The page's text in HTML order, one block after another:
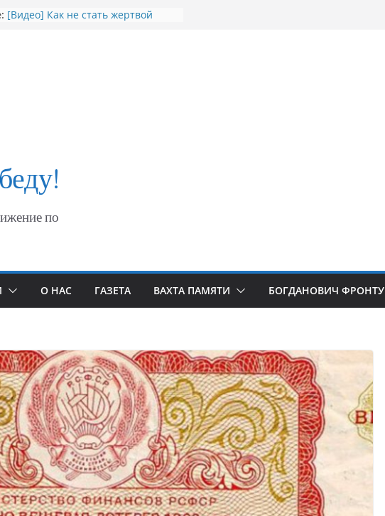
[Видео] Как не стать жертвой
по
О НАС ГАЗЕТА ВАХТА ПАМЯТИ БОГДАНОВИЧ ФРОНТУ